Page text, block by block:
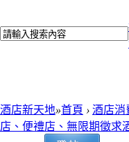
酒店新天地»首頁 › 酒店消
店、便禮店、無限期徵求